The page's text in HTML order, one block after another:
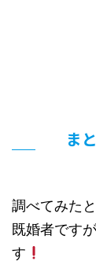
ま
調べてみた
既婚者です
す